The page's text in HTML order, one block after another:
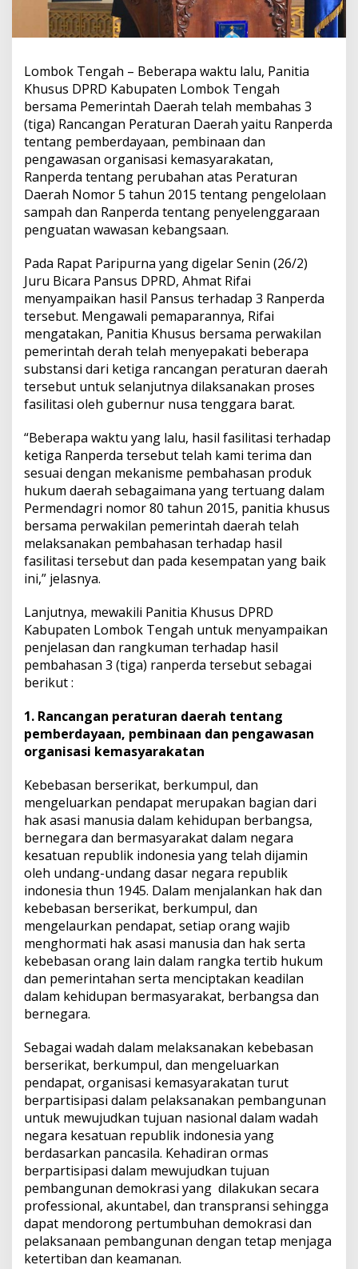
Lombok Tengah – Beberapa waktu lalu, Panitia
Khusus DPRD Kabupaten Lombok Tengah
bersama Pemerintah Daerah telah membahas 3
(tiga) Rancangan Peraturan Daerah yaitu Ranperda
tentang pemberdayaan, pembinaan dan
pengawasan organisasi kemasyarakatan,
Ranperda tentang perubahan atas Peraturan
Daerah Nomor 5 tahun 2015 tentang pengelolaan
sampah dan Ranperda tentang penyelenggaraan
penguatan wawasan kebangsaan.
Pada Rapat Paripurna yang digelar Senin (26/2)
Juru Bicara Pansus DPRD, Ahmat Rifai
menyampaikan hasil Pansus terhadap 3 Ranperda
tersebut. Mengawali pemaparannya, Rifai
mengatakan, Panitia Khusus bersama perwakilan
pemerintah derah telah menyepakati beberapa
substansi dari ketiga rancangan peraturan daerah
tersebut untuk selanjutnya dilaksanakan proses
fasilitasi oleh gubernur nusa tenggara barat.
“Beberapa waktu yang lalu, hasil fasilitasi terhadap
ketiga Ranperda tersebut telah kami terima dan
sesuai dengan mekanisme pembahasan produk
hukum daerah sebagaimana yang tertuang dalam
Permendagri nomor 80 tahun 2015, panitia khusus
bersama perwakilan pemerintah daerah telah
melaksanakan pembahasan terhadap hasil
fasilitasi tersebut dan pada kesempatan yang baik
ini,” jelasnya.
Lanjutnya, mewakili Panitia Khusus DPRD
Kabupaten Lombok Tengah untuk menyampaikan
penjelasan dan rangkuman terhadap hasil
pembahasan 3 (tiga) ranperda tersebut sebagai
berikut :
1. Rancangan peraturan daerah tentang
pemberdayaan, pembinaan dan pengawasan
organisasi kemasyarakatan
Kebebasan berserikat, berkumpul, dan
mengeluarkan pendapat merupakan bagian dari
hak asasi manusia dalam kehidupan berbangsa,
bernegara dan bermasyarakat dalam negara
kesatuan republik indonesia yang telah dijamin
oleh undang-undang dasar negara republik
indonesia thun 1945. Dalam menjalankan hak dan
kebebasan berserikat, berkumpul, dan
mengelaurkan pendapat, setiap orang wajib
menghormati hak asasi manusia dan hak serta
kebebasan orang lain dalam rangka tertib hukum
dan pemerintahan serta menciptakan keadilan
dalam kehidupan bermasyarakat, berbangsa dan
bernegara.
Sebagai wadah dalam melaksanakan kebebasan
berserikat, berkumpul, dan mengeluarkan
pendapat, organisasi kemasyarakatan turut
berpartisipasi dalam pelaksanakan pembangunan
untuk mewujudkan tujuan nasional dalam wadah
negara kesatuan republik indonesia yang
berdasarkan pancasila. Kehadiran ormas
berpartisipasi dalam mewujudkan tujuan
pembangunan demokrasi yang dilakukan secara
professional, akuntabel, dan transpransi sehingga
dapat mendorong pertumbuhan demokrasi dan
pelaksanaan pembangunan dengan tetap menjaga
ketertiban dan keamanan.